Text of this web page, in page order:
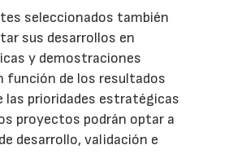
seleccionados también
sus desarrollos en
y demostraciones
función de los resultados
las prioridades estratégicas
proyectos podrán optar a
desarrollo, validación e